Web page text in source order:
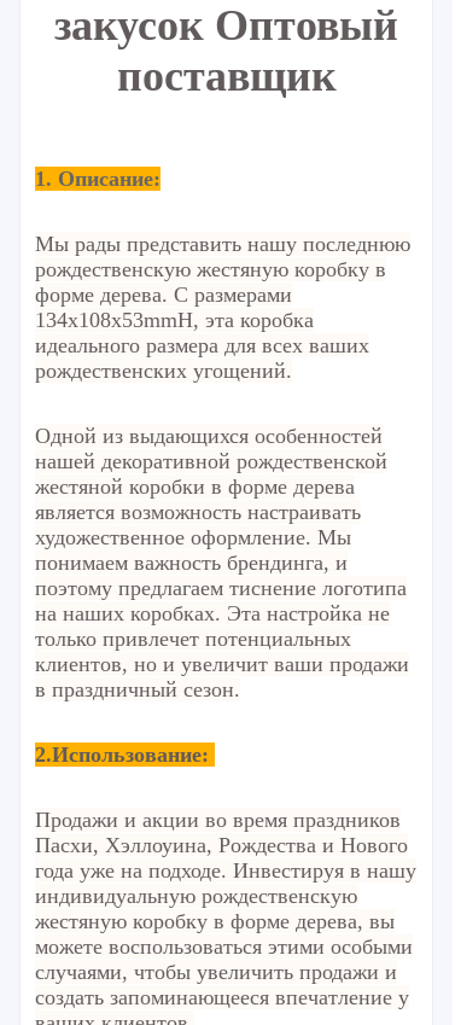
закусок Оптовый
поставщик
1. Описание:
Мы рады представить нашу последнюю
рождественскую жестяную коробку в
форме дерева. С размерами
134x108x53mmH, эта коробка
идеального размера для всех ваших
рождественских угощений.
Одной из выдающихся особенностей
нашей декоративной рождественской
жестяной коробки в форме дерева
является возможность настраивать
художественное оформление. Мы
понимаем важность брендинга, и
поэтому предлагаем тиснение логотипа
на наших коробках. Эта настройка не
только привлечет потенциальных
клиентов, но и увеличит ваши продажи
в праздничный сезон.
2.Использование:
Продажи и акции во время праздников
Пасхи, Хэллоуина, Рождества и Нового
года уже на подходе. Инвестируя в нашу
индивидуальную рождественскую
жестяную коробку в форме дерева, вы
можете воспользоваться этими особыми
случаями, чтобы увеличить продажи и
создать запоминающееся впечатление у